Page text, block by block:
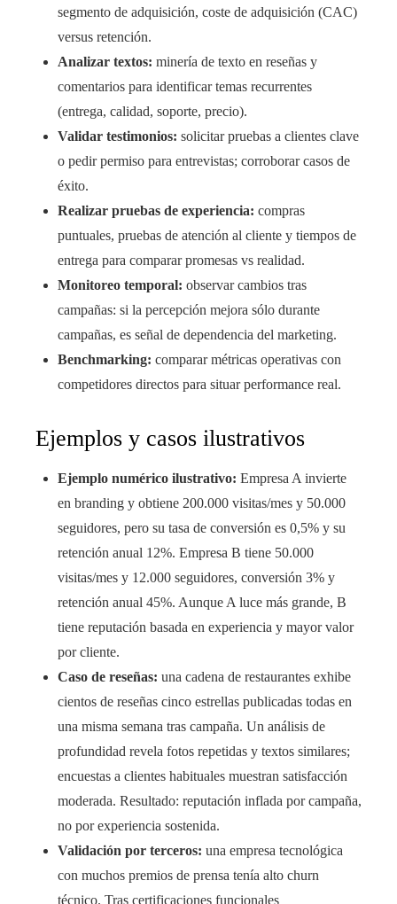
segmento de adquisición, coste de adquisición (CAC)
versus retención.
Analizar textos: minería de texto en reseñas y
comentarios para identificar temas recurrentes
(entrega, calidad, soporte, precio).
Validar testimonios: solicitar pruebas a clientes clave
o pedir permiso para entrevistas; corroborar casos de
éxito.
Realizar pruebas de experiencia: compras
puntuales, pruebas de atención al cliente y tiempos de
entrega para comparar promesas vs realidad.
Monitoreo temporal: observar cambios tras
campañas: si la percepción mejora sólo durante
campañas, es señal de dependencia del marketing.
Benchmarking: comparar métricas operativas con
competidores directos para situar performance real.
Ejemplos y casos ilustrativos
Ejemplo numérico ilustrativo: Empresa A invierte
en branding y obtiene 200.000 visitas/mes y 50.000
seguidores, pero su tasa de conversión es 0,5% y su
retención anual 12%. Empresa B tiene 50.000
visitas/mes y 12.000 seguidores, conversión 3% y
retención anual 45%. Aunque A luce más grande, B
tiene reputación basada en experiencia y mayor valor
por cliente.
Caso de reseñas: una cadena de restaurantes exhibe
cientos de reseñas cinco estrellas publicadas todas en
una misma semana tras campaña. Un análisis de
profundidad revela fotos repetidas y textos similares;
encuestas a clientes habituales muestran satisfacción
moderada. Resultado: reputación inflada por campaña,
no por experiencia sostenida.
Validación por terceros: una empresa tecnológica
con muchos premios de prensa tenía alto churn
técnico. Tras certificaciones funcionales